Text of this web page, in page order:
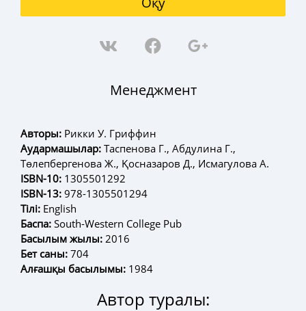
Менеджмент
Авторы: Рикки У. Гриффин
Аудармашылар: Таспенова Г., Абдулина Г.,
Төлепбергенова Ж., Қосназаров Д., Исмагулова А.
ISBN-10: 1305501292
ISBN-13: 978-1305501294
Тілі: English
Баспа: South-Western College Pub
Басылым жылы: 2016
Бет саны: 704
Алғашқы басылымы: 1984
Автор туралы: